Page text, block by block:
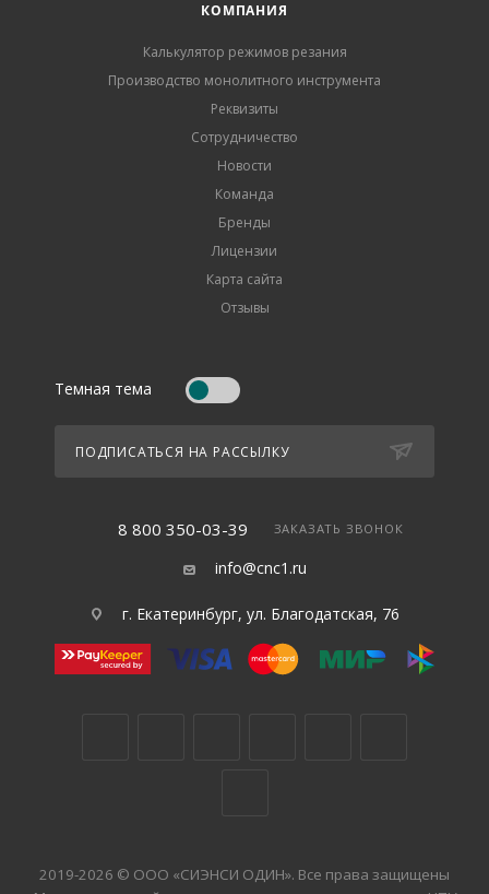
КОМПАНИЯ
Калькулятор режимов резания
Производство монолитного инструмента
Реквизиты
Сотрудничество
Новости
Команда
Бренды
Лицензии
Карта сайта
Отзывы
Темная тема
ПОДПИСАТЬСЯ НА РАССЫЛКУ
8 800 350-03-39 ЗАКАЗАТЬ ЗВОНОК
info@cnc1.ru
г. Екатеринбург, ул. Благодатская, 76
2019-2026 © ООО «СИЭНСИ ОДИН». Все права защищены